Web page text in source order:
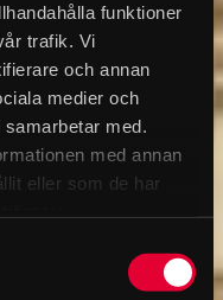
funktioner
trafik. Vi
och annan
medier och
med.
med annan
eller som de har